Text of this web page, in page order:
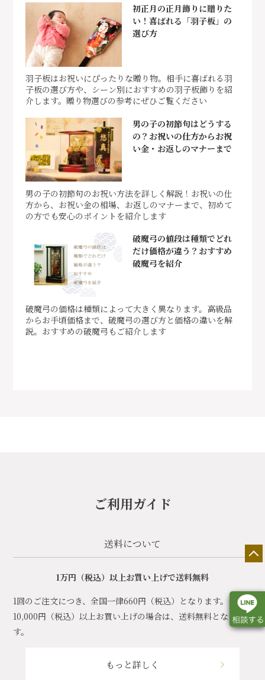
初正月の正月飾りに贈りた
い！喜ばれる「羽子板」の
選び方
羽子板はお祝いにぴったりな贈り物。相手に喜ばれる羽
子板の選び方や、シーン別におすすめの羽子板飾りを紹
介します。贈り物選びの参考にぜひご覧ください
男の子の初節句はどうする
の？お祝いの仕方からお祝
い金・お返しのマナーまで
男の子の初節句のお祝い方法を詳しく解説！お祝いの仕
方から、お祝い金の相場、お返しのマナーまで、初めて
の方でも安心のポイントを紹介します
破魔弓の値段は種類でどれ
だけ価格が違う？おすすめ
破魔弓を紹介
破魔弓の価格は種類によって大きく異なります。高級品
からお手頃価格まで、破魔弓の選び方と価格の違いを解
説。おすすめの破魔弓もご紹介します
ご利用ガイド
送料について
1万円（税込）以上お買い上げで送料無料
1回のご注文につき、全国一律660円（税込）となります。
10,000円（税込）以上お買い上げの場合は、送料無料となりま
す。
もっと詳しく
展示会情報